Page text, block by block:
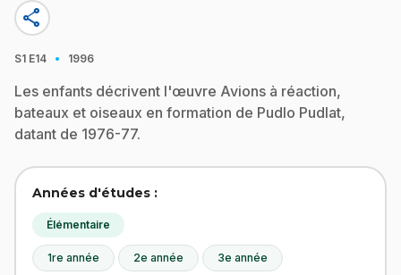
share
S1 E14 · 1996
Les enfants décrivent l'œuvre Avions à réaction,
bateaux et oiseaux en formation de Pudlo Pudlat,
datant de 1976-77.
Années d'études :
Élémentaire
1re année 2e année 3e année